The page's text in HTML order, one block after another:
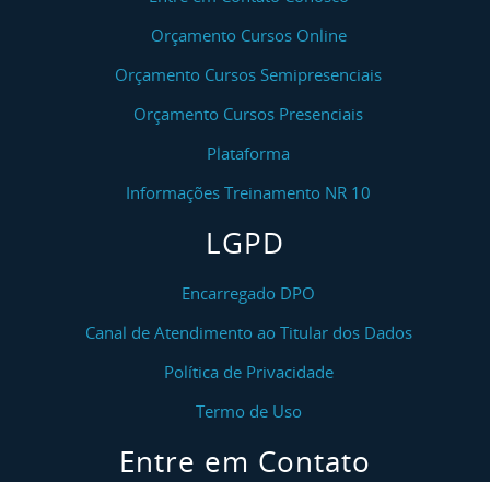
Orçamento Cursos Online
Orçamento Cursos Semipresenciais
Orçamento Cursos Presenciais
Plataforma
Informações Treinamento NR 10
LGPD
Encarregado DPO
Canal de Atendimento ao Titular dos Dados
Política de Privacidade
Termo de Uso
Entre em Contato